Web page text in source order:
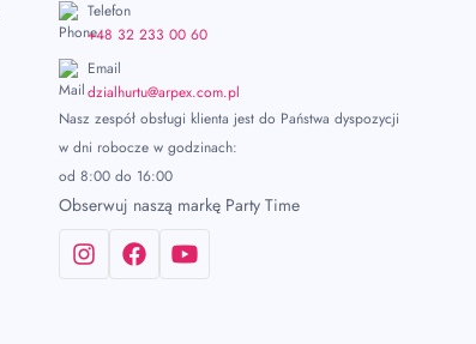
Telefon
+48 32 233 00 60
Email
dzialhurtu@arpex.com.pl
Nasz zespół obsługi klienta jest do Państwa dyspozycji
w dni robocze w godzinach:
od 8:00 do 16:00
Obserwuj naszą markę Party Time